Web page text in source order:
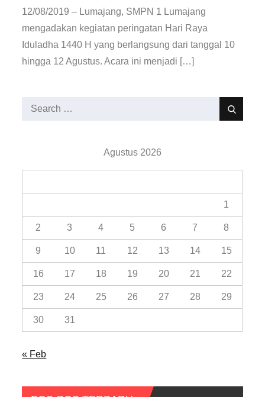
on
12/08/2019 – Lumajang, SMPN 1 Lumajang
mengadakan kegiatan peringatan Hari Raya
Iduladha 1440 H yang berlangsung dari tanggal 10
hingga 12 Agustus. Acara ini menjadi […]
Search
Search
Agustus 2026
1
2 3 4 5 6 7 8
9 10 11 12 13 14 15
16 17 18 19 20 21 22
23 24 25 26 27 28 29
30 31
« Feb